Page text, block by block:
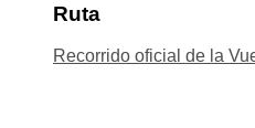
Ruta
Recorrido oficial de la